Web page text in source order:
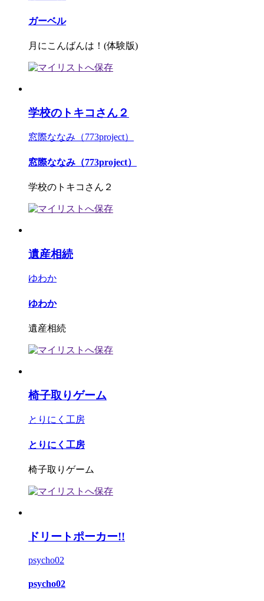
ガーベル
月にこんばんは！(体験版)
学校のトキコさん２
窓際ななみ（773project）
窓際ななみ（773project）
学校のトキコさん２
遺産相続
ゆわか
ゆわか
遺産相続
椅子取りゲーム
とりにく工房
とりにく工房
椅子取りゲーム
ドリートポーカー!!
psycho02
psycho02